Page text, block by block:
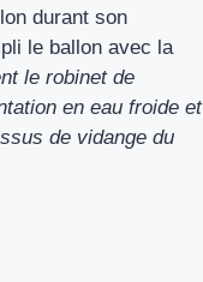
durant son
le ballon avec la
le robinet de
en eau froide et
de vidange du